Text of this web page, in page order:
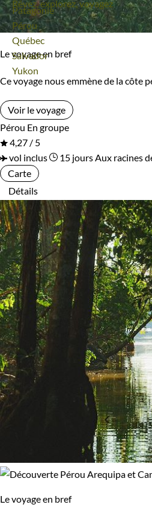
Voyage
Patagonie
Voyage
Pérou
Voyage
Québec
Voyage
Salvador
Voyage
Yukon
Rêvez, explorez, voyagez
Les 14/16 ans
Standard
Haut de gamme
Environnement
Forêts, collines, rivières et lacs
Patrimoine et Nature
Le voyage en bref
Ce voyage nous emmène de la côte
Voir le voyage
Pérou En groupe
4,27 / 5
vol inclus
15 jours Aux racines
Carte
Détails
Le voyage en bref